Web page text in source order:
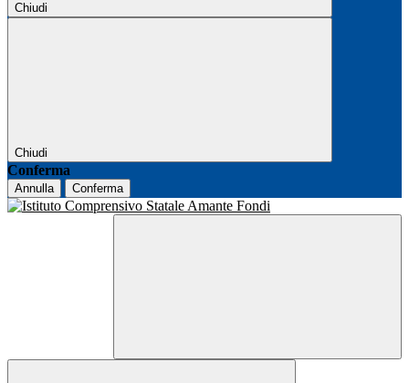
Chiudi
Chiudi
Conferma
Annulla Conferma